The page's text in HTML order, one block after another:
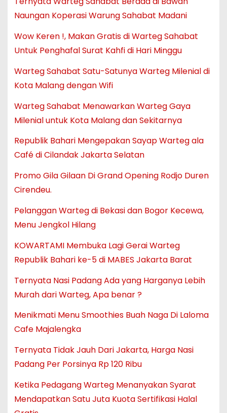
Naungan Koperasi Warung Sahabat Madani
Wow Keren !, Makan Gratis di Warteg Sahabat
Untuk Penghafal Surat Kahfi di Hari Minggu
Warteg Sahabat Satu-Satunya Warteg Milenial di
Kota Malang dengan Wifi
Warteg Sahabat Menawarkan Warteg Gaya
Milenial untuk Kota Malang dan Sekitarnya
Republik Bahari Mengepakan Sayap Warteg ala
Café di Cilandak Jakarta Selatan
Promo Gila Gilaan Di Grand Opening Rodjo Duren
Cirendeu.
Pelanggan Warteg di Bekasi dan Bogor Kecewa,
Menu Jengkol Hilang
KOWARTAMI Membuka Lagi Gerai Warteg
Republik Bahari ke-5 di MABES Jakarta Barat
Ternyata Nasi Padang Ada yang Harganya Lebih
Murah dari Warteg, Apa benar ?
Menikmati Menu Smoothies Buah Naga Di Laloma
Cafe Majalengka
Ternyata Tidak Jauh Dari Jakarta, Harga Nasi
Padang Per Porsinya Rp 120 Ribu
Ketika Pedagang Warteg Menanyakan Syarat
Mendapatkan Satu Juta Kuota Sertifikasi Halal